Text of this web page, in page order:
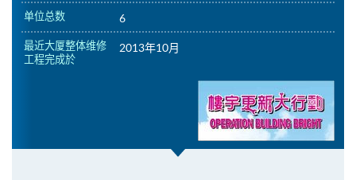
单位总数 6
最近大厦整体维修
工程完成於
2013年10月